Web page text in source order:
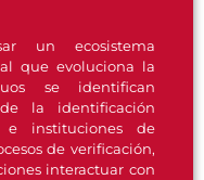
un ecosistema
que evoluciona la
se identifican
la identificación
e instituciones de
de verificación,
interactuar con